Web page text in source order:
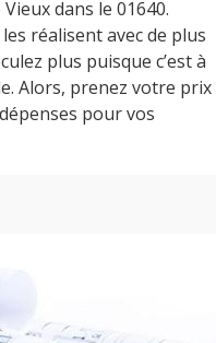
dans le 01640.
réalisent avec de plus
plus puisque c’est à
Alors, prenez votre prix
pour vos